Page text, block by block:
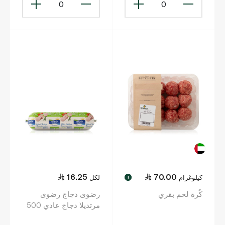
0
0
70.00 كيلوغرام !
كُرة لحم بقري
16.25 لكل
رضوى دجاج رضوى
مرتديلا دجاج عادي 500